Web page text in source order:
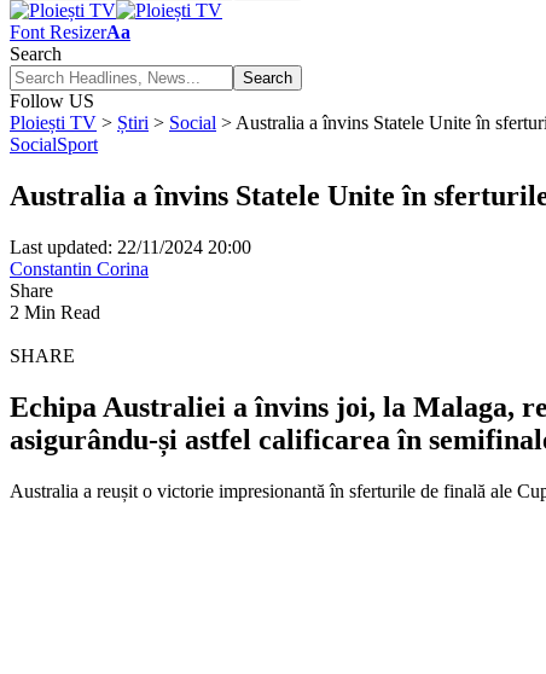
Font ResizerAa
Search
Follow US
Ploiești TV > Știri > Social > Australia a învins Statele Unite în
SocialSport
Australia a învins Statele Unite în
Last updated: 22/11/2024 20:00
Constantin Corina
Share
2 Min Read
SHARE
Echipa Australiei a învins joi, la Malaga,
asigurându-și astfel calificarea în
Australia a reușit o victorie impresionantă în sferturile de finală ale